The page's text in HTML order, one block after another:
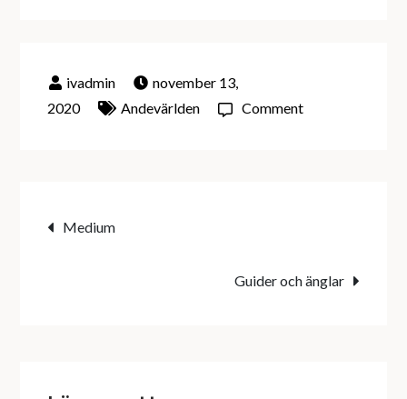
november 13,
2020
Andevärlden Commenton
Inläggsnavigering
Medium
Guider och änglar